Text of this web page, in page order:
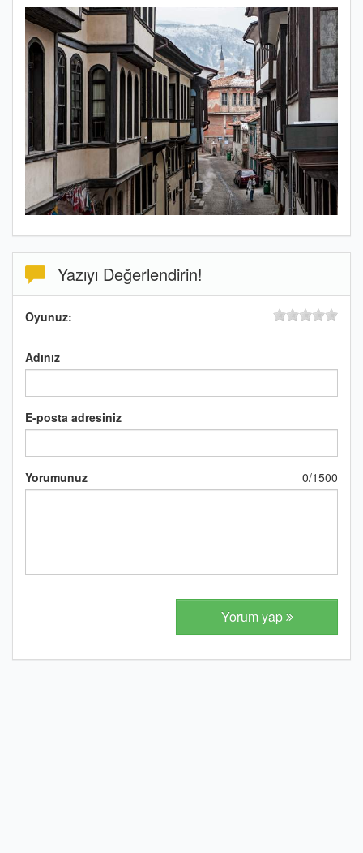
Yazıyı Değerlendirin!
Oyunuz:
Adınız
E-posta adresiniz
Yorumunuz 0/1500
Yorum yap